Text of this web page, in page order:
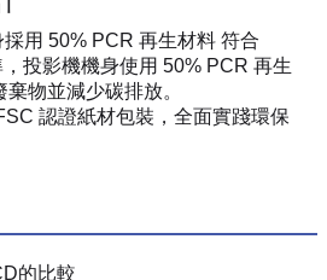
用 50% PCR 再生材料 符合
投影機機身使用 50% PCR 再生
物並減少碳排放。
認證紙材包裝，全面實踐環保
的比較